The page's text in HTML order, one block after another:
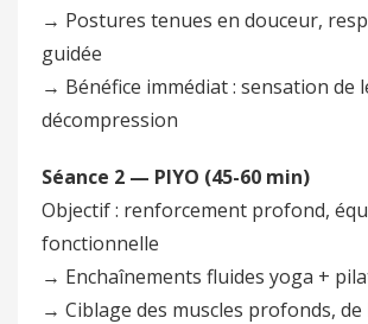
→ Postures tenues en douceur,
guidée
→ Bénéfice immédiat : sensation de
décompression
Séance 2 — PIYO (45-60 min)
Objectif : renforcement profond,
fonctionnelle
→ Enchaînements fluides yoga +
→ Ciblage des muscles profonds, de